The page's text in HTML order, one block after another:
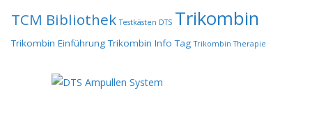
TCM Bibliothek Testkästen DTS Trikombin
Trikombin Einführung Trikombin Info Tag Trikombin Therapie